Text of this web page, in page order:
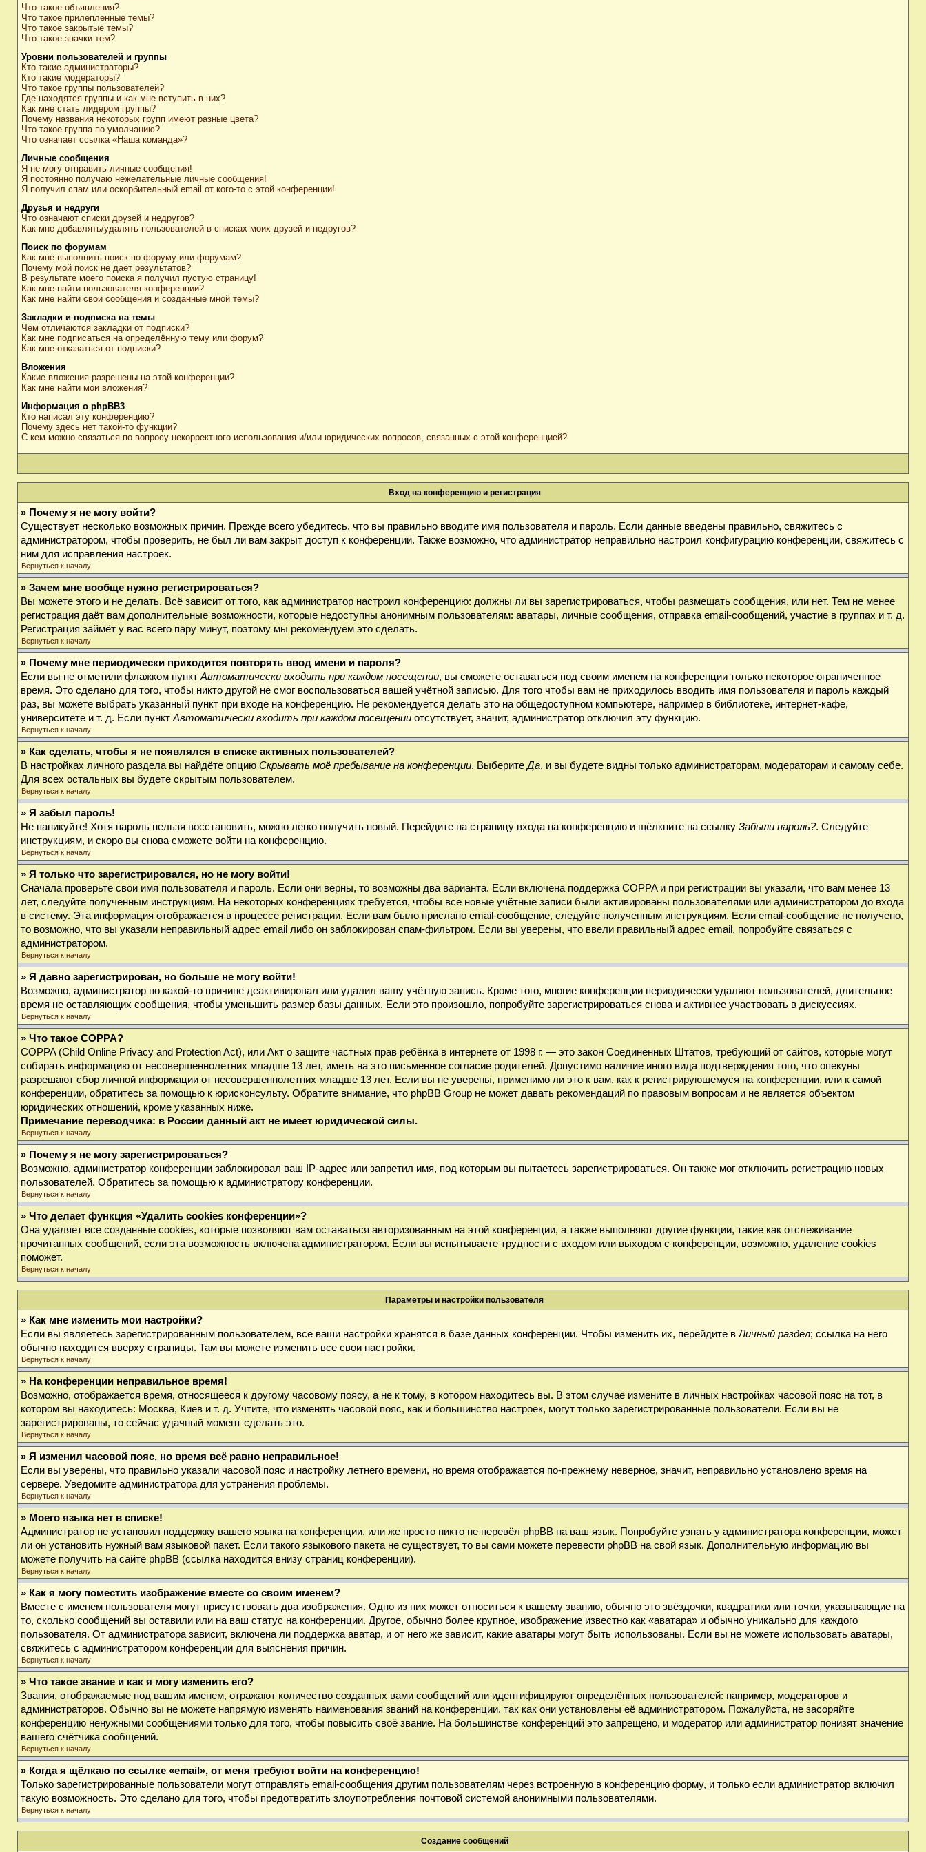
Что такое объявления?
Что такое прилепленные темы?
Что такое закрытые темы?
Что такое значки тем?
Уровни пользователей и группы
Кто такие администраторы?
Кто такие модераторы?
Что такое группы пользователей?
Где находятся группы и как мне вступить в них?
Как мне стать лидером группы?
Почему названия некоторых групп имеют разные цвета?
Что такое группа по умолчанию?
Что означает ссылка «Наша команда»?
Личные сообщения
Я не могу отправить личные сообщения!
Я постоянно получаю нежелательные личные сообщения!
Я получил спам или оскорбительный email от кого-то с этой конференции!
Друзья и недруги
Что означают списки друзей и недругов?
Как мне добавлять/удалять пользователей в списках моих друзей и недругов?
Поиск по форумам
Как мне выполнить поиск по форуму или форумам?
Почему мой поиск не даёт результатов?
В результате моего поиска я получил пустую страницу!
Как мне найти пользователя конференции?
Как мне найти свои сообщения и созданные мной темы?
Закладки и подписка на темы
Чем отличаются закладки от подписки?
Как мне подписаться на определённую тему или форум?
Как мне отказаться от подписки?
Вложения
Какие вложения разрешены на этой конференции?
Как мне найти мои вложения?
Информация о phpBB3
Кто написал эту конференцию?
Почему здесь нет такой-то функции?
С кем можно связаться по вопросу некорректного использования и/или юридических вопросов, связанных с этой конференцией?
Вход на конференцию и регистрация
» Почему я не могу войти?
Существует несколько возможных причин. Прежде всего убедитесь, что вы правильно вводите имя пользователя и пароль. Если данные введены правильно, свяжитесь с
администратором, чтобы проверить, не был ли вам закрыт доступ к конференции. Также возможно, что администратор неправильно настроил конфигурацию конференции, свяжитесь с
ним для исправления настроек.
Вернуться к началу
» Зачем мне вообще нужно регистрироваться?
Вы можете этого и не делать. Всё зависит от того, как администратор настроил конференцию: должны ли вы зарегистрироваться, чтобы размещать сообщения, или нет. Тем не менее
регистрация даёт вам дополнительные возможности, которые недоступны анонимным пользователям: аватары, личные сообщения, отправка email-сообщений, участие в группах и т. д.
Регистрация займёт у вас всего пару минут, поэтому мы рекомендуем это сделать.
Вернуться к началу
» Почему мне периодически приходится повторять ввод имени и пароля?
Если вы не отметили флажком пункт Автоматически входить при каждом посещении, вы сможете оставаться под своим именем на конференции только некоторое ограниченное
время. Это сделано для того, чтобы никто другой не смог воспользоваться вашей учётной записью. Для того чтобы вам не приходилось вводить имя пользователя и пароль каждый
раз, вы можете выбрать указанный пункт при входе на конференцию. Не рекомендуется делать это на общедоступном компьютере, например в библиотеке, интернет-кафе,
университете и т. д. Если пункт Автоматически входить при каждом посещении отсутствует, значит, администратор отключил эту функцию.
Вернуться к началу
» Как сделать, чтобы я не появлялся в списке активных пользователей?
В настройках личного раздела вы найдёте опцию Скрывать моё пребывание на конференции. ВыберитеДа, и вы будете видны только администраторам, модераторам и самому себе.
Для всех остальных вы будете скрытым пользователем.
Вернуться к началу
» Я забыл пароль!
Не паникуйте! Хотя пароль нельзя восстановить, можно легко получить новый. Перейдите на страницу входа на конференцию и щёлкните на ссылку Забыли пароль?. Следуйте
инструкциям, и скоро вы снова сможете войти на конференцию.
Вернуться к началу
» Я только что зарегистрировался, но не могу войти!
Сначала проверьте свои имя пользователя и пароль. Если они верны, то возможны два варианта. Если включена поддержка COPPA и при регистрации вы указали, что вам менее 13
лет, следуйте полученным инструкциям. На некоторых конференциях требуется, чтобы все новые учётные записи были активированы пользователями или администратором до входа
в систему. Эта информация отображается в процессе регистрации. Если вам было прислано email-сообщение, следуйте полученным инструкциям. Если email-сообщение не получено,
то возможно, что вы указали неправильный адрес email либо он заблокирован спам-фильтром. Если вы уверены, что ввели правильный адрес email, попробуйте связаться с
администратором.
Вернуться к началу
» Я давно зарегистрирован, но больше не могу войти!
Возможно, администратор по какой-то причине деактивировал или удалил вашу учётную запись. Кроме того, многие конференции периодически удаляют пользователей, длительное
время не оставляющих сообщения, чтобы уменьшить размер базы данных. Если это произошло, попробуйте зарегистрироваться снова и активнее участвовать в дискуссиях.
Вернуться к началу
» Что такое COPPA?
COPPA (Child Online Privacy and Protection Act), или Акт о защите частных прав ребёнка в интернете от 1998 г. — это закон Соединённых Штатов, требующий от сайтов, которые могут
собирать информацию от несовершеннолетних младше 13 лет, иметь на это письменное согласие родителей. Допустимо наличие иного вида подтверждения того, что опекуны
разрешают сбор личной информации от несовершеннолетних младше 13 лет. Если вы не уверены, применимо ли это к вам, как к регистрирующемуся на конференции, или к самой
конференции, обратитесь за помощью к юрисконсульту. Обратите внимание, что phpBB Group не может давать рекомендаций по правовым вопросам и не является объектом
юридических отношений, кроме указанных ниже.
Примечание переводчика: в России данный акт не имеет юридической силы.
Вернуться к началу
» Почему я не могу зарегистрироваться?
Возможно, администратор конференции заблокировал ваш IP-адрес или запретил имя, под которым вы пытаетесь зарегистрироваться. Он также мог отключить регистрацию новых
пользователей. Обратитесь за помощью к администратору конференции.
Вернуться к началу
» Что делает функция «Удалить cookies конференции»?
Она удаляет все созданные cookies, которые позволяют вам оставаться авторизованным на этой конференции, а также выполняют другие функции, такие как отслеживание
прочитанных сообщений, если эта возможность включена администратором. Если вы испытываете трудности с входом или выходом с конференции, возможно, удаление cookies
поможет.
Вернуться к началу
Параметры и настройки пользователя
» Как мне изменить мои настройки?
Если вы являетесь зарегистрированным пользователем, все ваши настройки хранятся в базе данных конференции. Чтобы изменить их, перейдите вЛичный раздел; ссылка на него
обычно находится вверху страницы. Там вы можете изменить все свои настройки.
Вернуться к началу
» На конференции неправильное время!
Возможно, отображается время, относящееся к другому часовому поясу, а не к тому, в котором находитесь вы. В этом случае измените в личных настройках часовой пояс на тот, в
котором вы находитесь: Москва, Киев и т. д. Учтите, что изменять часовой пояс, как и большинство настроек, могут только зарегистрированные пользователи. Если вы не
зарегистрированы, то сейчас удачный момент сделать это.
Вернуться к началу
» Я изменил часовой пояс, но время всё равно неправильное!
Если вы уверены, что правильно указали часовой пояс и настройку летнего времени, но время отображается по-прежнему неверное, значит, неправильно установлено время на
сервере. Уведомите администратора для устранения проблемы.
Вернуться к началу
» Моего языка нет в списке!
Администратор не установил поддержку вашего языка на конференции, или же просто никто не перевёл phpBB на ваш язык. Попробуйте узнать у администратора конференции, может
ли он установить нужный вам языковой пакет. Если такого языкового пакета не существует, то вы сами можете перевести phpBB на свой язык. Дополнительную информацию вы
можете получить на сайте phpBB (ссылка находится внизу страниц конференции).
Вернуться к началу
» Как я могу поместить изображение вместе со своим именем?
Вместе с именем пользователя могут присутствовать два изображения. Одно из них может относиться к вашему званию, обычно это звёздочки, квадратики или точки, указывающие на
то, сколько сообщений вы оставили или на ваш статус на конференции. Другое, обычно более крупное, изображение известно как «аватара» и обычно уникально для каждого
пользователя. От администратора зависит, включена ли поддержка аватар, и от него же зависит, какие аватары могут быть использованы. Если вы не можете использовать аватары,
свяжитесь с администратором конференции для выяснения причин.
Вернуться к началу
» Что такое звание и как я могу изменить его?
Звания, отображаемые под вашим именем, отражают количество созданных вами сообщений или идентифицируют определённых пользователей: например, модераторов и
администраторов. Обычно вы не можете напрямую изменять наименования званий на конференции, так как они установлены её администратором. Пожалуйста, не засоряйте
конференцию ненужными сообщениями только для того, чтобы повысить своё звание. На большинстве конференций это запрещено, и модератор или администратор понизят значение
вашего счётчика сообщений.
Вернуться к началу
» Когда я щёлкаю по ссылке «email», от меня требуют войти на конференцию!
Только зарегистрированные пользователи могут отправлять email-сообщения другим пользователям через встроенную в конференцию форму, и только если администратор включил
такую возможность. Это сделано для того, чтобы предотвратить злоупотребления почтовой системой анонимными пользователями.
Вернуться к началу
Создание сообщений